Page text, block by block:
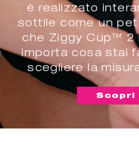
è realizzato
sottile come un
che Ziggy Cup™ 2
importa cosa stai
scegliere la
Scopri